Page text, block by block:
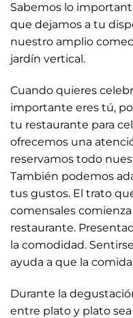
Sabemos lo
que dejamos a tu
nuestro amplio
jardín vertical.
Cuando quieres
importante eres tú,
tu restaurante para
ofrecemos una
reservamos todo
También podemos
tus gustos. El trato
comensales
restaurante.
la comodidad.
ayuda a que la
Durante la
entre plato y plato